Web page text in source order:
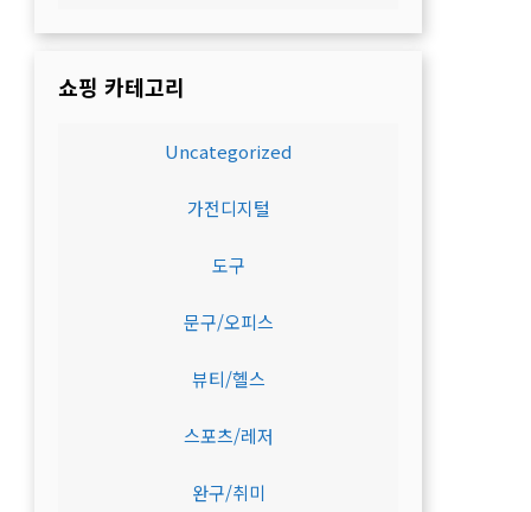
쇼핑 카테고리
Uncategorized
가전디지털
도구
문구/오피스
뷰티/헬스
스포츠/레저
완구/취미